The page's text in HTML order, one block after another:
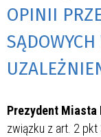
OPINII
Prezydent Miasta
związku z art. 2